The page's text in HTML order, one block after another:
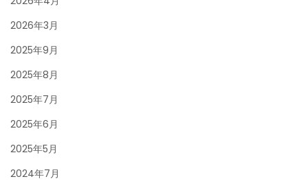
2026年3月
2025年9月
2025年8月
2025年7月
2025年6月
2025年5月
2024年7月